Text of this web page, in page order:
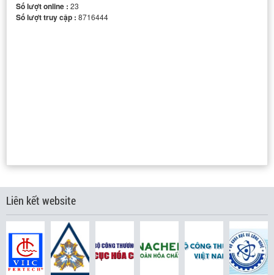
Số lượt online : 23
Số lượt truy cập : 8716444
Liên kết website